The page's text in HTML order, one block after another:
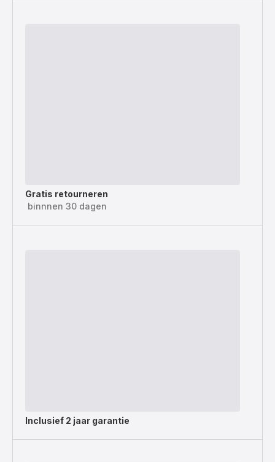
Gratis retourneren
binnnen 30 dagen
Inclusief 2 jaar garantie